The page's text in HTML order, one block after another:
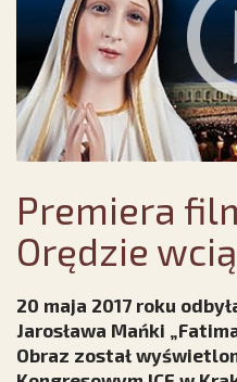
Premiera
Orędzie
20 maja 2017 roku
Jarosława Mańki
Obraz został